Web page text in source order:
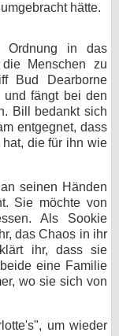
hätte.
Ordnung in das
Menschen zu
Bud Dearborne
fängt bei den
Bill bedankt sich
entgegnet, dass
die für ihn wie
seinen Händen
Sie möchte von
Als Sookie
das Chaos in ihr
ihr, dass sie
eine Familie
wo sie sich von
um wieder